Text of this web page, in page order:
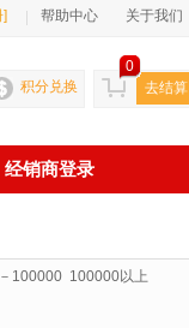
] 帮助中心 关于我们
0
去结算
积分兑换
经销商登录
100000 100000以上